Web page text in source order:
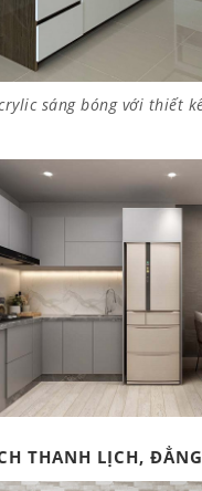
sáng bóng với thiết
THANH LỊCH,